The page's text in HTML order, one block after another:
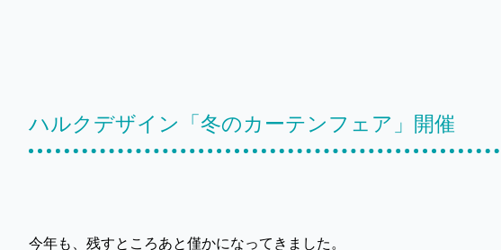
ハルクデザイン「冬のカーテンフェア」開催
今年も、残すところあと僅かになってきました。